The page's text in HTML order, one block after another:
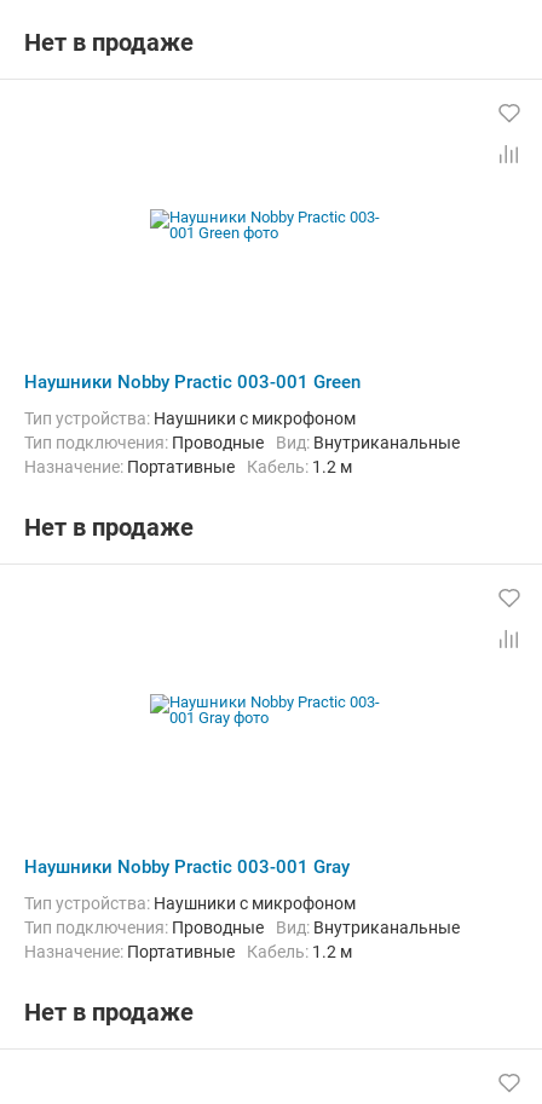
Нет в продаже
Наушники Nobby Practic 003-001 Green
Тип устройства: Наушники с микрофоном
Тип подключения: Проводные Вид: Внутриканальные
Назначение: Портативные кабель: 1.2 м
Нет в продаже
Наушники Nobby Practic 003-001 Gray
Тип устройства: Наушники с микрофоном
Тип подключения: Проводные Вид: Внутриканальные
Назначение: Портативные кабель: 1.2 м
Нет в продаже